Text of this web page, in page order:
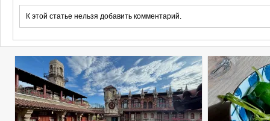
К этой статье нельзя добавить комментарий.